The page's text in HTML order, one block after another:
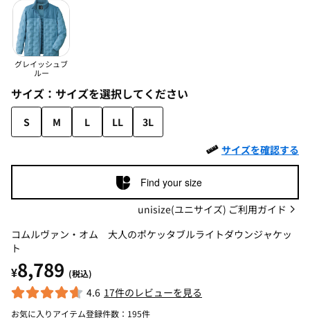
グレイッシュブ
ルー
サイズ： サイズを選択してください
S M L LL
3L
サイズを確認する
Find your size
unisize(ユニサイズ) ご利用ガイド
コムルヴァン・オム 大人のポケッタブルライトダウンジャケッ
ト
¥8,789 (税込)
4.6 17件のレビューを見る
お気に入りアイテム登録件数： 195件